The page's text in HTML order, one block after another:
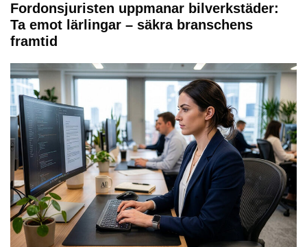
Fordonsjuristen uppmanar bilverkstäder:
Ta emot lärlingar – säkra branschens
framtid